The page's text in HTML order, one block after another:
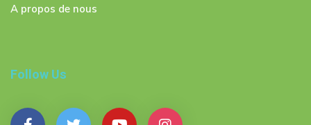
A propos de nous
Follow Us